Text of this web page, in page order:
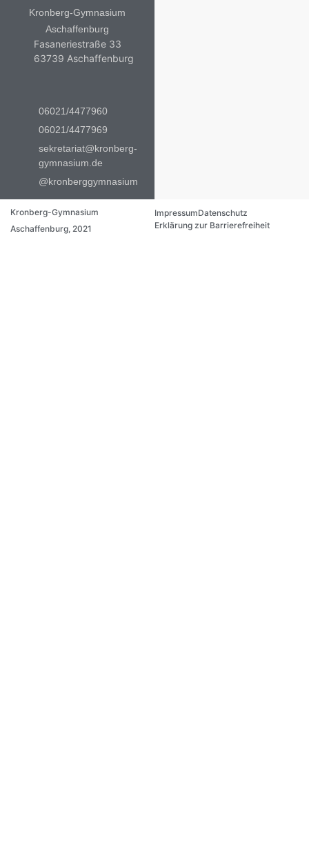
Kronberg-Gymnasium
Aschaffenburg
Fasaneriestraße 33
63739 Aschaffenburg
06021/4477960
06021/4477969
sekretariat@kronberg-
gymnasium.de
@kronberggymnasium
Kronberg-Gymnasium
Aschaffenburg, 2021
ImpressumDatenschutz
Erklärung zur Barrierefreiheit